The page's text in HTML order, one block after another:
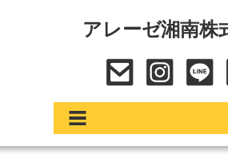
アレーゼ湘南株